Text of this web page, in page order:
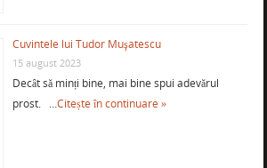
Cuvintele lui Tudor Muşatescu
15 august 2023
Decât să minți bine, mai bine spui adevărul
prost. …Citește în continuare »